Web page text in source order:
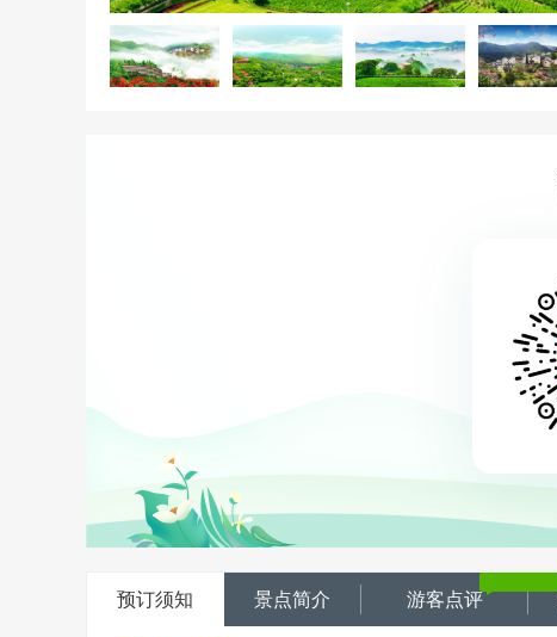
预订须知 景点简介 游客点评